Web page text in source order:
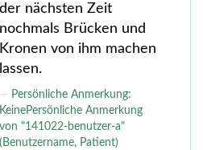
der nächsten Zeit
nochmals Brücken und
Kronen von ihm machen
lassen.
Persönliche Anmerkung:
KeinePersönliche Anmerkung
von "141022-benutzer-a"
(Benutzername, Patient)